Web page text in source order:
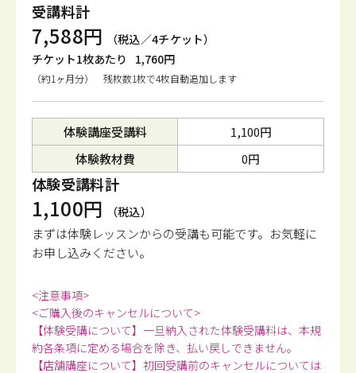
受講料計
7,588円
（税込／4チケット）
チケット1枚あたり
1,760円
（約1ヶ月分） 残枚数1枚で4枚自動追加します
体験講座受講料
1,100円
体験教材費
0円
体験受講料計
1,100円 （税込）
まずは体験レッスンからの受講も可能です。 お気軽に
お申し込みください。
<注意事項>
<ご購入後のキャンセルについて>
【体験受講について】一旦納入された体験受講料は、本規
約各条項に定める場合を除き、払い戻しできません。
【店舗講座について】初回受講前のキャンセルについては